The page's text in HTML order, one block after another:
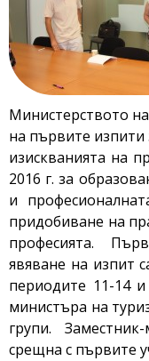
Министерството
на първите изпити
изискванията на
2016 г. за
и
придобиване на
професията.
явяване на изпит
периодите 11-14
министъра на
групи.
срещна с първите